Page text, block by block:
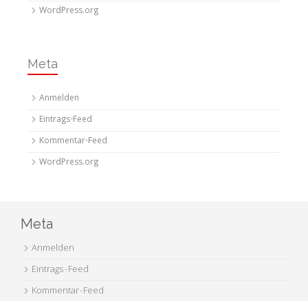
WordPress.org
Meta
Anmelden
Eintrags-Feed
Kommentar-Feed
WordPress.org
Meta
Anmelden
Eintrags-Feed
Kommentar-Feed